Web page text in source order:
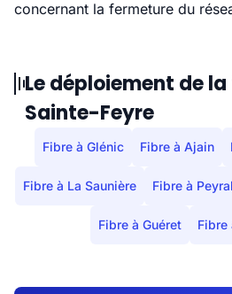
concernant la fermeture du
Le déploiement de
Sainte-Feyre
Fibre à Glénic Fibre à Ajain
Fibre à La Saunière Fibre à
Fibre à Guéret Fibre